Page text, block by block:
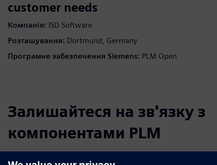
customer needs
Компанія: ISD Software
Розташування: Dortmund, Germany
Програмне забезпечення Siemens: PLM Open
Залишайтеся на зв'язку з
компонентами PLM